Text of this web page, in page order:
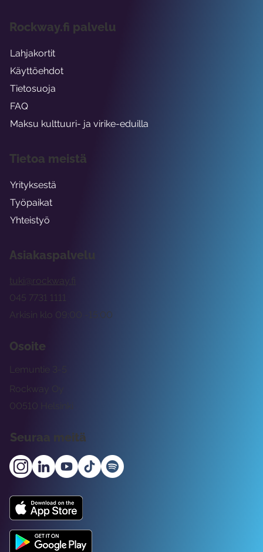
Asiakaspalvelu
tuki@rockway.fi
Arkisin klo 09:00 -15:00
045 7731 1111
Osoite
Rockway Oy
Lemuntie 3-5
00510 Helsinki
Seuraa meitä
Rockway.fi palvelu
Lahjakortit
Käyttöehdot
Tietosuoja
FAQ
Maksu kulttuuri- ja virike-eduilla
Tietoa meistä
Yrityksestä
Työpaikat
Yhteistyö